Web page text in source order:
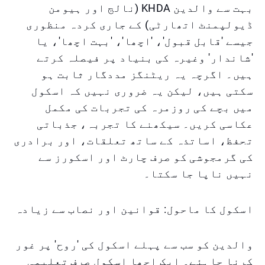
بہت سے والدین KHDA (نالج اور ہیومن
ڈیولپمنٹ اتھارٹی) کے جاری کردہ منظوری
جیسے 'قابل قبول'، 'اچھا'، 'بہت اچھا'، یا
'شاندار' وغیرہ کی بنیاد پر فیصلہ کرتے
ہیں۔ اگرچہ یہ ریٹنگز مددگار ثابت ہو
سکتی ہیں، لیکن یہ ضروری نہیں کہ اسکول
میں بچے کی روزمرہ کی تجربات کی مکمل
عکاسی کریں۔ سیکھنے کا تجربہ، جذباتی
تحفظ، اساتذہ کے ساتھ تعلقات، اور برادری
کی گرمجوشی کو صرف چارٹ اور اسکورز سے
نہیں ناپا جا سکتا۔
اسکول کا ماحول: قوانین اور نصاب سے زیادہ
والدین کو سب سے پہلے اسکول کی 'روح' پر غور
کرنا چاہئے۔ ایک اچھا اسکول صرف تعلیمی